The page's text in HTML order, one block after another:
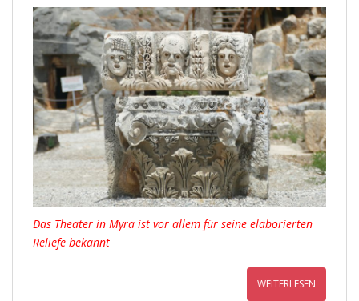
Das Theater in Myra ist vor allem für seine elaborierten
Reliefe bekannt
WEITERLESEN